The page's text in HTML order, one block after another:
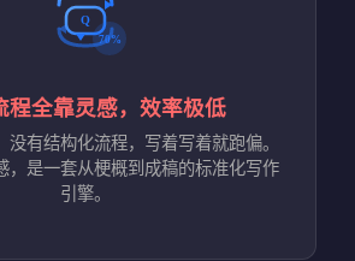
程全靠灵感，效率极低
没有结构化流程，写着写着就跑偏。
，是一套从梗概到成稿的标准化写作
引擎。